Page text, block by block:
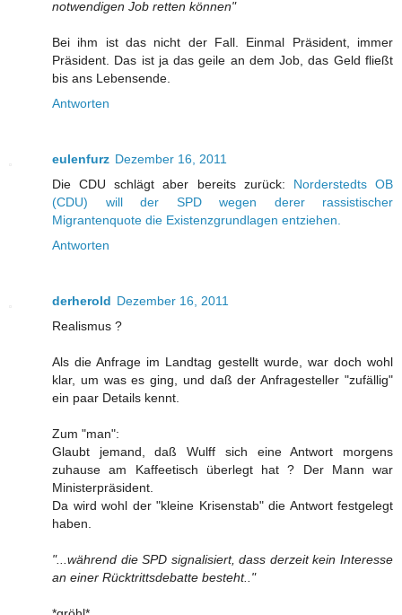
notwendigen Job retten können"
Bei ihm ist das nicht der Fall. Einmal Präsident, immer
Präsident. Das ist ja das geile an dem Job, das Geld fließt
bis ans Lebensende.
Antworten
eulenfurz Dezember 16, 2011
Die CDU schlägt aber bereits zurück: Norderstedts OB
(CDU) will der SPD wegen derer rassistischer
Migrantenquote die Existenzgrundlagen entziehen.
Antworten
derherold Dezember 16, 2011
Realismus ?
Als die Anfrage im Landtag gestellt wurde, war doch wohl
klar, um was es ging, und daß der Anfragesteller "zufällig"
ein paar Details kennt.
Zum "man":
Glaubt jemand, daß Wulff sich eine Antwort morgens
zuhause am Kaffeetisch überlegt hat ? Der Mann war
Ministerpräsident.
Da wird wohl der "kleine Krisenstab" die Antwort festgelegt
haben.
"...während die SPD signalisiert, dass derzeit kein Interesse
an einer Rücktrittsdebatte besteht.."